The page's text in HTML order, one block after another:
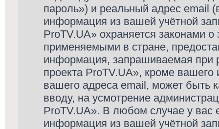
пароль») и реальный адрес
информация из вашей учётной
ProTV.UA» охраняется законами
применяемыми в стране,
информация, запрашиваемая при
проекта ProTV.UA», кроме
вашего адреса email, может быть
вводу, на усмотрение
ProTV.UA». В любом случае у вас
информация из вашей учётной